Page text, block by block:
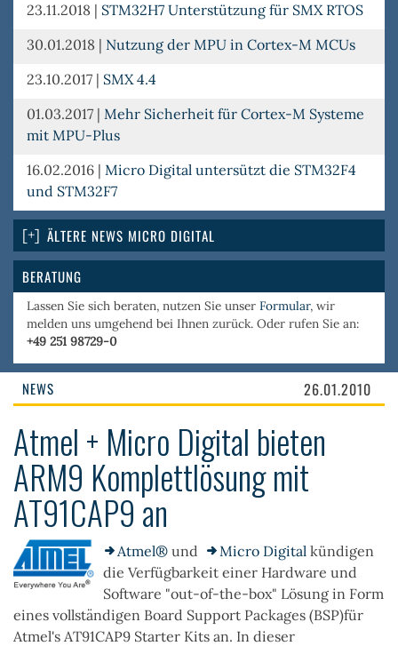
23.11.2018 | STM32H7 Unterstützung für SMX RTOS
30.01.2018 | Nutzung der MPU in Cortex-M MCUs
23.10.2017 | SMX 4.4
01.03.2017 | Mehr Sicherheit für Cortex-M Systeme
mit MPU-Plus
16.02.2016 | Micro Digital untersützt die STM32F4
und STM32F7
ÄLTERE NEWS MICRO DIGITAL
BERATUNG
Lassen Sie sich beraten, nutzen Sie unser Formular, wir
melden uns umgehend bei Ihnen zurück. Oder rufen Sie an:
+49 251 98729-0
NEWS 26.01.2010
Atmel + Micro Digital bieten
ARM9 Komplettlösung mit
AT91CAP9 an
Atmel® und Micro Digital kündigen
die Verfügbarkeit einer Hardware und
Software "out-of-the-box" Lösung in Form
eines vollständigen Board Support Packages (BSP)für
Atmel's AT91CAP9 Starter Kits an. In dieser